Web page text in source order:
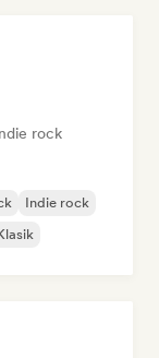
rock
Indie rock